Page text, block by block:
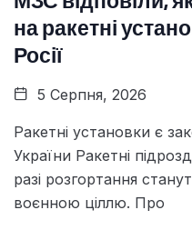
на ракетні
Росії
5 Серпня, 2026
Ракетні установки є
України Ракетні
разі розгортання
воєнною ціллю. Про